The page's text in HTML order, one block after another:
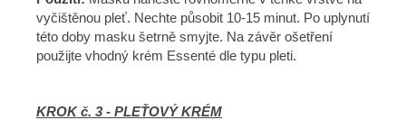
vyčištěnou pleť. Nechte působit 10-15 minut. Po uplynutí
této doby masku šetrně smyjte. Na závěr ošetření
použijte vhodný krém Essenté dle typu pleti.
KROK č. 3 - PLEŤOVÝ KRÉM